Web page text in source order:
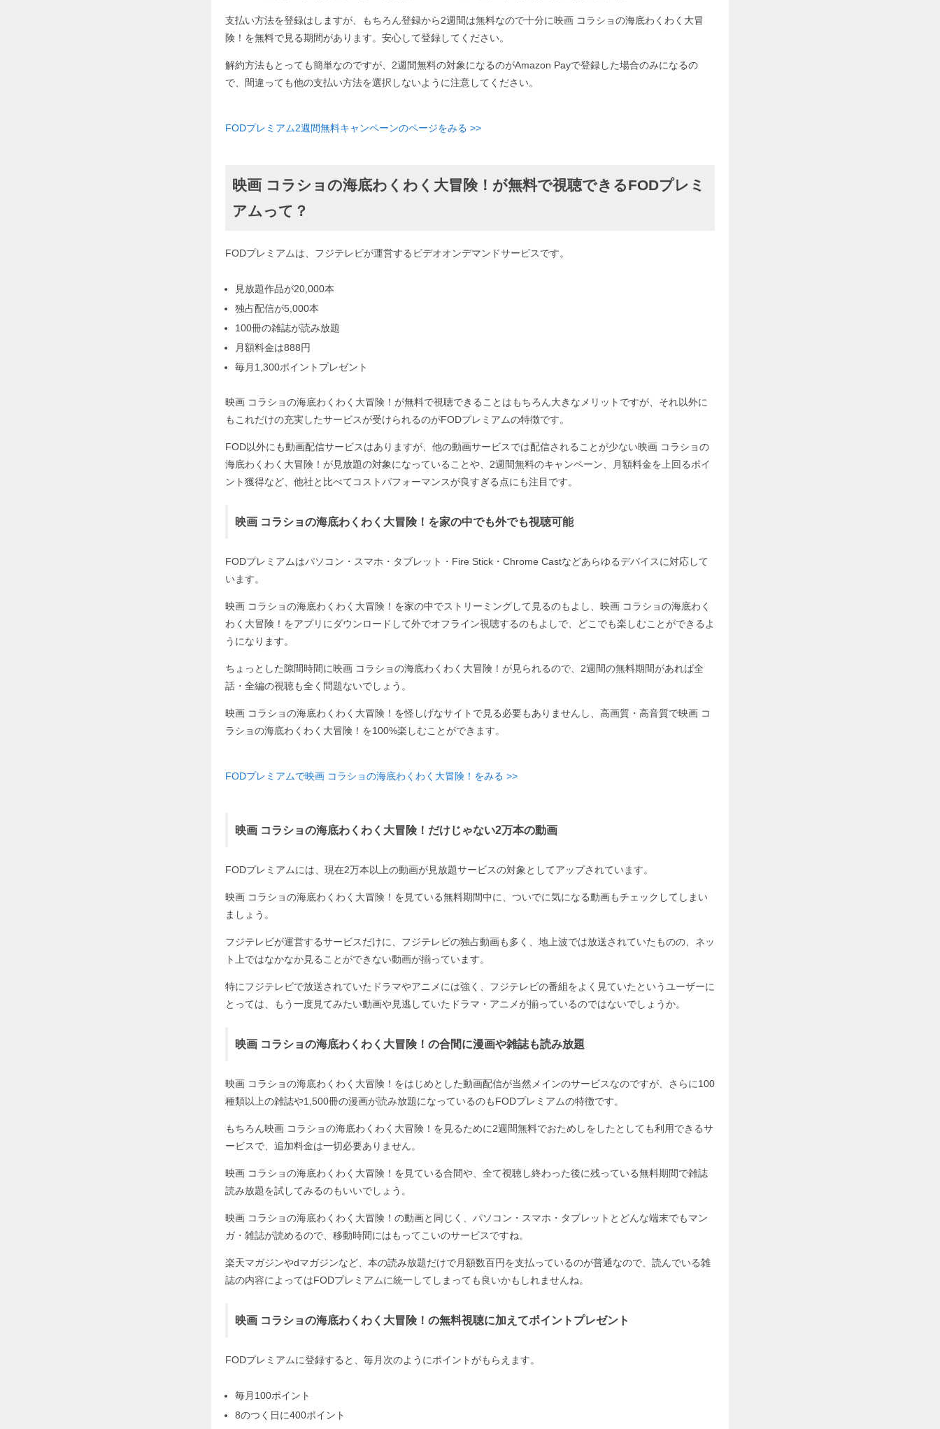
支払い方法を登録はしますが、もちろん登録から2週間は無料なので十分に映画 コラショの海底わくわく大冒
険！を無料で見る期間があります。安心して登録してください。
解約方法もとっても簡単なのですが、2週間無料の対象になるのがAmazon Payで登録した場合のみになるの
で、間違っても他の支払い方法を選択しないように注意してください。
FODプレミアム2週間無料キャンペーンのページをみる >>
映画 コラショの海底わくわく大冒険！が無料で視聴できるFODプレミ
アムって？
FODプレミアムは、フジテレビが運営するビデオオンデマンドサービスです。
見放題作品が20,000本
独占配信が5,000本
100冊の雑誌が読み放題
月額料金は888円
毎月1,300ポイントプレゼント
映画 コラショの海底わくわく大冒険！が無料で視聴できることはもちろん大きなメリットですが、それ以外に
もこれだけの充実したサービスが受けられるのがFODプレミアムの特徴です。
FOD以外にも動画配信サービスはありますが、他の動画サービスでは配信されることが少ない映画 コラショの
海底わくわく大冒険！が見放題の対象になっていることや、2週間無料のキャンペーン、月額料金を上回るポイ
ント獲得など、他社と比べてコストパフォーマンスが良すぎる点にも注目です。
映画 コラショの海底わくわく大冒険！を家の中でも外でも視聴可能
FODプレミアムはパソコン・スマホ・タブレット・Fire Stick・Chrome Castなどあらゆるデバイスに対応して
います。
映画 コラショの海底わくわく大冒険！を家の中でストリーミングして見るのもよし、映画 コラショの海底わく
わく大冒険！をアプリにダウンロードして外でオフライン視聴するのもよしで、どこでも楽しむことができるよ
うになります。
ちょっとした隙間時間に映画 コラショの海底わくわく大冒険！が見られるので、2週間の無料期間があれば全
話・全編の視聴も全く問題ないでしょう。
映画 コラショの海底わくわく大冒険！を怪しげなサイトで見る必要もありませんし、高画質・高音質で映画 コ
ラショの海底わくわく大冒険！を100%楽しむことができます。
FODプレミアムで映画 コラショの海底わくわく大冒険！をみる >>
映画 コラショの海底わくわく大冒険！だけじゃない2万本の動画
FODプレミアムには、現在2万本以上の動画が見放題サービスの対象としてアップされています。
映画 コラショの海底わくわく大冒険！を見ている無料期間中に、ついでに気になる動画もチェックしてしまい
ましょう。
フジテレビが運営するサービスだけに、フジテレビの独占動画も多く、地上波では放送されていたものの、ネッ
ト上ではなかなか見ることができない動画が揃っています。
特にフジテレビで放送されていたドラマやアニメには強く、フジテレビの番組をよく見ていたというユーザーに
とっては、もう一度見てみたい動画や見逃していたドラマ・アニメが揃っているのではないでしょうか。
映画 コラショの海底わくわく大冒険！の合間に漫画や雑誌も読み放題
映画 コラショの海底わくわく大冒険！をはじめとした動画配信が当然メインのサービスなのですが、さらに100
種類以上の雑誌や1,500冊の漫画が読み放題になっているのもFODプレミアムの特徴です。
もちろん映画 コラショの海底わくわく大冒険！を見るために2週間無料でおためしをしたとしても利用できるサ
ービスで、追加料金は一切必要ありません。
映画 コラショの海底わくわく大冒険！を見ている合間や、全て視聴し終わった後に残っている無料期間で雑誌
読み放題を試してみるのもいいでしょう。
映画 コラショの海底わくわく大冒険！の動画と同じく、パソコン・スマホ・タブレットとどんな端末でもマン
ガ・雑誌が読めるので、移動時間にはもってこいのサービスですね。
楽天マガジンやdマガジンなど、本の読み放題だけで月額数百円を支払っているのが普通なので、読んでいる雑
誌の内容によってはFODプレミアムに統一してしまっても良いかもしれませんね。
映画 コラショの海底わくわく大冒険！の無料視聴に加えてポイントプレゼント
FODプレミアムに登録すると、毎月次のようにポイントがもらえます。
毎月100ポイント
8のつく日に400ポイント